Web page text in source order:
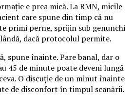
e prea mică. La RMN, micile
care spune din timp că nu
primi perne, sprijin sub genunchi
dacă protocolul permite.
spune înainte. Pare banal, dar o
45 de minute poate deveni lungă
O discuție de un minut înainte
de disconfort în timpul scanării.